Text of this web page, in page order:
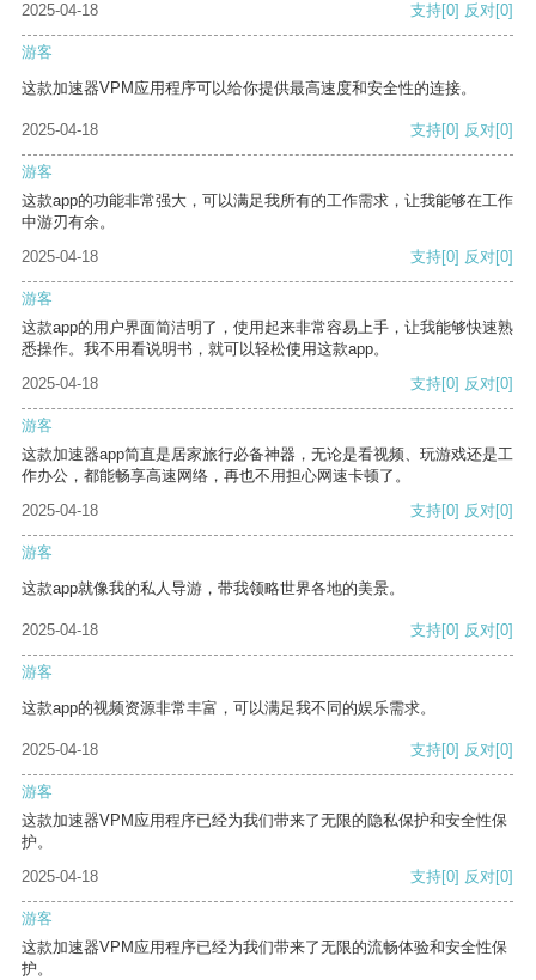
2025-04-18
支持[0] 反对[0]
游客
这款加速器VPM应用程序可以给你提供最高速度和安全性的连接。
2025-04-18 支持[0] 反对[0]
游客
这款app的功能非常强大，可以满足我所有的工作需求，让我能够在工作
中游刃有余。
2025-04-18
支持[0] 反对[0]
游客
这款app的用户界面简洁明了，使用起来非常容易上手，让我能够快速熟
悉操作。我不用看说明书，就可以轻松使用这款app。
2025-04-18
支持[0] 反对[0]
游客
这款加速器app简直是居家旅行必备神器，无论是看视频、玩游戏还是工
作办公，都能畅享高速网络，再也不用担心网速卡顿了。
2025-04-18
支持[0] 反对[0]
游客
这款app就像我的私人导游，带我领略世界各地的美景。
2025-04-18 支持[0] 反对[0]
游客
这款app的视频资源非常丰富，可以满足我不同的娱乐需求。
2025-04-18 支持[0] 反对[0]
游客
这款加速器VPM应用程序已经为我们带来了无限的隐私保护和安全性保
护。
2025-04-18
支持[0] 反对[0]
游客
这款加速器VPM应用程序已经为我们带来了无限的流畅体验和安全性保
护。